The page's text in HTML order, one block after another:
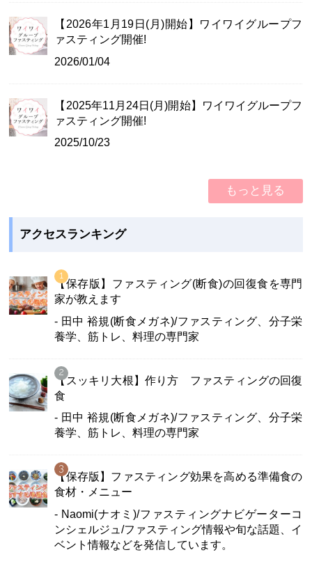
【2026年1月19日(月)開始】ワイワイグループフ
ァスティング開催!
2026/01/04
【2025年11月24日(月)開始】ワイワイグループフ
ァスティング開催!
2025/10/23
もっと見る
アクセスランキング
【保存版】ファスティング(断食)の回復食を専門
家が教えます
- 田中 裕規(断食メガネ)/ファスティング、分子栄
養学、筋トレ、料理の専門家
【スッキリ大根】作り方 ファスティングの回復
食
- 田中 裕規(断食メガネ)/ファスティング、分子栄
養学、筋トレ、料理の専門家
【保存版】ファスティング効果を高める準備食の
食材・メニュー
- Naomi(ナオミ)/ファスティングナビゲーターコ
ンシェルジュ/ファスティング情報や旬な話題、イ
ベント情報などを発信しています。